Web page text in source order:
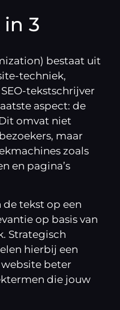
3
bestaat uit
techniek,
tekstschrijver
aspect: de
omvat niet
maar
zoals
en pagina’s
de tekst op een
op basis van
Strategisch
hierbij een
beter
die jouw